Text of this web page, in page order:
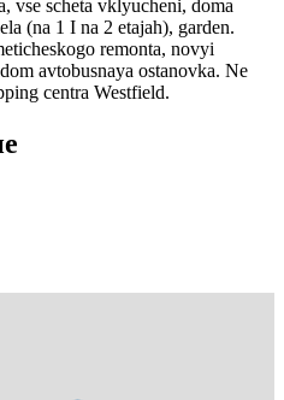
vse scheta vklyucheni, doma
(na 1 I na 2 etajah), garden.
remonta, novyi
avtobusnaya ostanovka. Ne
centra Westfield.